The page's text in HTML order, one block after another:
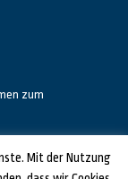
zum
Mit der Nutzung